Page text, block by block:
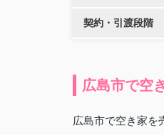
契約・引渡段階
広島市で空
広島市で空き家を